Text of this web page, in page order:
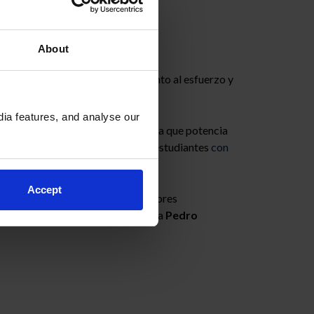
About
features, and analyse our
Accept
de España
de España. Un reconocimiento al esfuerzo y
una enseñanza personalizada que potencia
que busca no solo formar estudiantes con
el esfuerzo y el respeto son valores
sería imposible”, declara Pedro